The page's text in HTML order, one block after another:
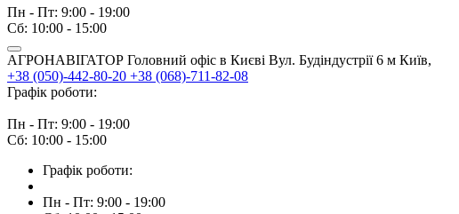
Пн - Пт: 9:00 - 19:00
Сб: 10:00 - 15:00
АГРОНАВІГАТОР Головний офіс в Києві Вул. Будіндустрії 6 м Київ,
+38 (050)-442-80-20 +38 (068)-711-82-08
Графік роботи:
Пн - Пт: 9:00 - 19:00
Сб: 10:00 - 15:00
Графік роботи:
Пн - Пт: 9:00 - 19:00